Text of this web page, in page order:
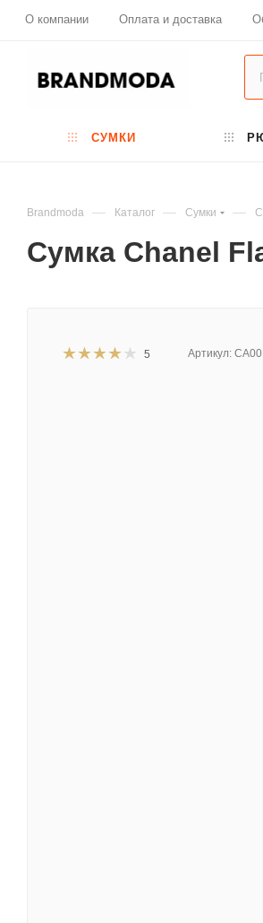
О компании Оплата и доставка
СУМКИ
Brandmoda — Каталог — Сумки —
Сумка Chanel
5 Артикул: